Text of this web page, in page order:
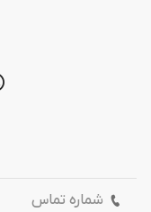
شماره تماس